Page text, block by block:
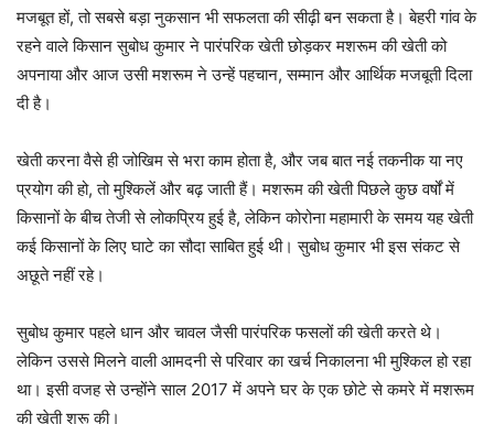
मजबूत हों, तो सबसे बड़ा नुकसान भी सफलता की सीढ़ी बन सकता है। बेहरी गांव के
रहने वाले किसान सुबोध कुमार ने पारंपरिक खेती छोड़कर मशरूम की खेती को
अपनाया और आज उसी मशरूम ने उन्हें पहचान, सम्मान और आर्थिक मजबूती दिला
दी है।
खेती करना वैसे ही जोखिम से भरा काम होता है, और जब बात नई तकनीक या नए
प्रयोग की हो, तो मुश्किलें और बढ़ जाती हैं। मशरूम की खेती पिछले कुछ वर्षों में
किसानों के बीच तेजी से लोकप्रिय हुई है, लेकिन कोरोना महामारी के समय यह खेती
कई किसानों के लिए घाटे का सौदा साबित हुई थी। सुबोध कुमार भी इस संकट से
अछूते नहीं रहे।
सुबोध कुमार पहले धान और चावल जैसी पारंपरिक फसलों की खेती करते थे।
लेकिन उससे मिलने वाली आमदनी से परिवार का खर्च निकालना भी मुश्किल हो रहा
था। इसी वजह से उन्होंने साल 2017 में अपने घर के एक छोटे से कमरे में मशरूम
की खेती शुरू की।